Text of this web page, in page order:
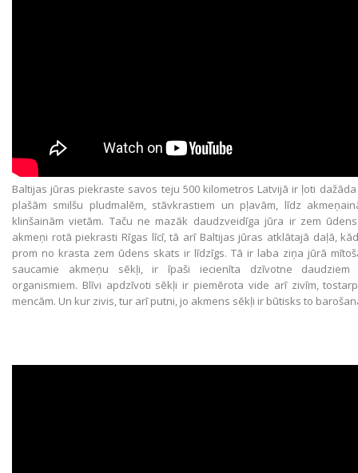
Baltijas jūras piekraste savos teju 500 kilometros Latvijā ir ļoti
plašām smilšu pludmalēm, stāvkrastiem un pļavām, līdz
klinšainām vietām. Taču ne mazāk daudzveidīga jūra ir zem
akmeņi rotā piekrasti Rīgas līcī, tā arī Baltijas jūras atklātajā daļā,
prom no krasta zem ūdens skats ir līdzīgs. Tā ir laba ziņa jūrā
saucamie akmeņu sēkļi, ir īpaši iecienīta dzīvotne daudziem
organismiem. Blīvi apdzīvoti sēkļi ir piemērota vide arī zivīm,
mencām. Un kur zivis, tur arī putni, jo akmens sēkļi ir būtisks to